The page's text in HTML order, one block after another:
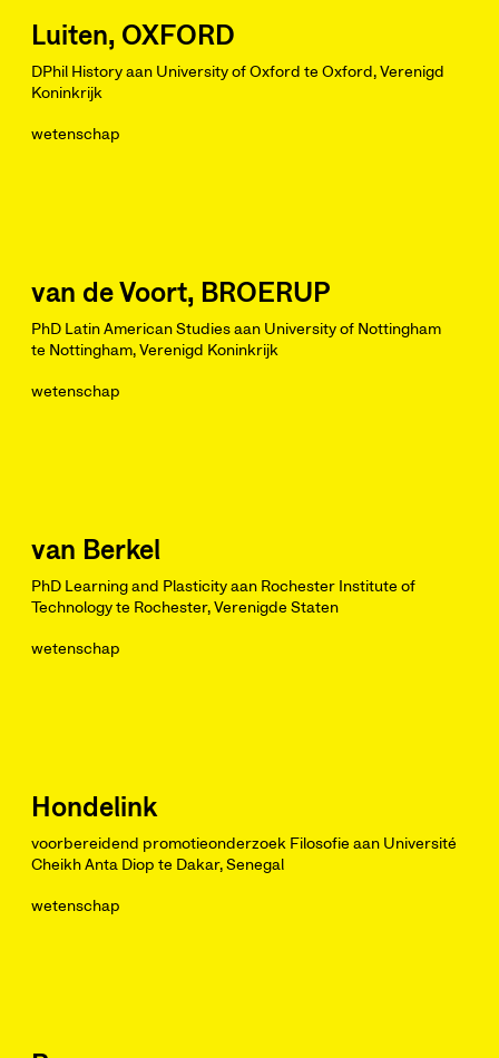
Luiten, OXFORD
DPhil History aan University of Oxford te Oxford, Verenigd
Koninkrijk
wetenschap
van de Voort, BROERUP
PhD Latin American Studies aan University of Nottingham
te Nottingham, Verenigd Koninkrijk
wetenschap
van Berkel
PhD Learning and Plasticity aan Rochester Institute of
Technology te Rochester, Verenigde Staten
wetenschap
Hondelink
voorbereidend promotieonderzoek Filosofie aan Université
Cheikh Anta Diop te Dakar, Senegal
wetenschap